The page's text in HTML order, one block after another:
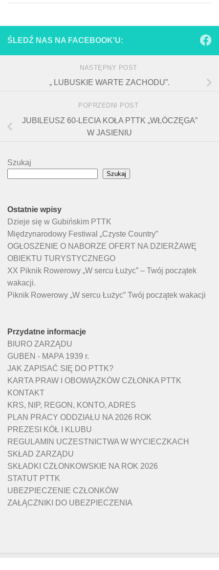
ŚLEDŹ NAS NA FACEBOOK'U:
NASTĘPNY POST
„ LUBUSKIE WARTE ZACHODU”.
POPRZEDNI POST
JUBILEUSZ 60-LECIA KOŁA PTTK „WŁÓCZĘGA”
W JASIENIU
Szukaj
Szukaj
Ostatnie wpisy
Dzieje się w Gubińskim PTTK
Międzynarodowy Festiwal „Czyste Country”
OGŁOSZENIE O NABORZE OFERT NA DZIERŻAWĘ
OBIEKTU TURYSTYCZNEGO
XX Piknik Rowerowy „W sercu Łużyc” – Twój początek
wakacji.
Piknik Rowerowy „W sercu Łużyc” Twój początek wakacji
Przydatne informacje
BIURO ZARZĄDU
GUBEN - MAPA 1939 r.
JAK ZAPISAĆ SIĘ DO PTTK?
KARTA PRAW I OBOWIĄZKÓW CZŁONKA PTTK
KONTAKT
KRS, NIP, REGON, KONTO, ADRES
PLAN PRACY ODDZIAŁU NA 2026 ROK
PREZESI KÓŁ I KLUBU
REGULAMIN UCZESTNICTWA W WYCIECZKACH
SKŁAD ZARZĄDU
SKŁADKI CZŁONKOWSKIE NA ROK 2026
STATUT PTTK
UBEZPIECZENIE CZŁONKÓW
ZAŁĄCZNIKI DO UBEZPIECZENIA